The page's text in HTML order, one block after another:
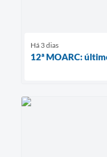
Há 3 dias
12ª MOARC: